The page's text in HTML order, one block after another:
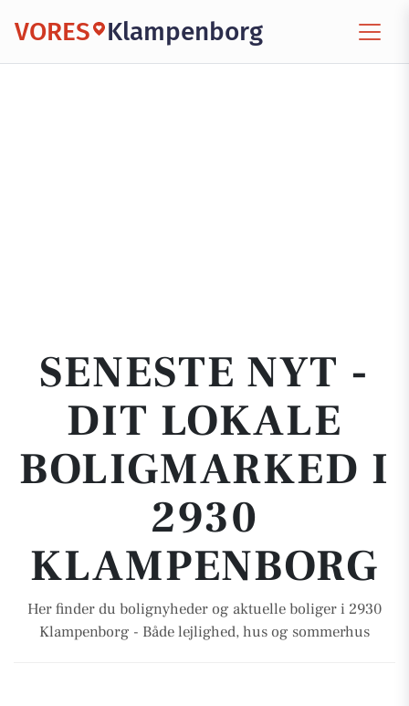
VORES Klampenborg
SENESTE NYT -
DIT LOKALE
BOLIGMARKED I
2930
KLAMPENBORG
Her finder du bolignyheder og aktuelle boliger i 2930
Klampenborg - Både lejlighed, hus og sommerhus